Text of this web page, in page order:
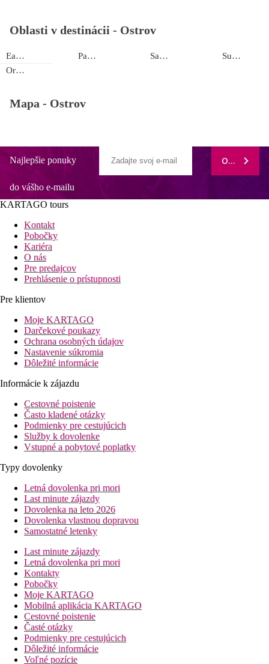
Oblasti v destinácii - Ostrov
Eagle Beach
Oranjestad
Palm Beach San Nicolas Surfside beach
Mapa - Ostrov
Najlepšie ponuky
do vášho e-mailu
ODOBERAŤ
KARTAGO tours
Kontakt
Pobočky
Kariéra
O nás
Pre predajcov
Prehlásenie o prístupnosti
Pre klientov
Moje KARTAGO
Darčekové poukazy
Ochrana osobných údajov
Nastavenie súkromia
Dôležité informácie
Informácie k zájazdu
Cestovné poistenie
Často kladené otázky
Podmienky pre cestujúcich
Služby k dovolenke
Vstupné a pobytové poplatky
Typy dovolenky
Letná dovolenka pri mori
Last minute zájazdy
Dovolenka na leto 2026
Dovolenka vlastnou dopravou
Samostatné letenky
Last minute zájazdy
Letná dovolenka pri mori
Kontakty
Pobočky
Moje KARTAGO
Mobilná aplikácia KARTAGO
Cestovné poistenie
Časté otázky
Podmienky pre cestujúcich
Dôležité informácie
Voľné pozície